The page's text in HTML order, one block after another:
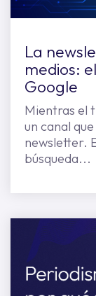
La
medios:
Google
Mientras el
un canal
newsletter.
búsqueda...